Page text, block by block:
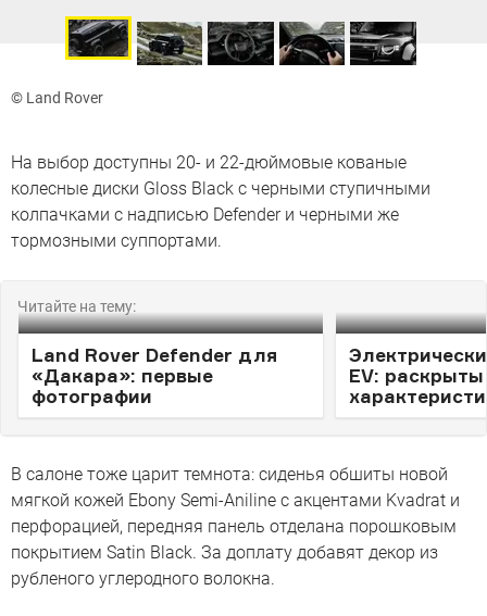
© Land Rover
На выбор доступны 20- и 22-дюймовые кованые
колесные диски Gloss Black с черными ступичными
колпачками с надписью Defender и черными же
тормозными суппортами.
Читайте на тему:
Land Rover Defender для
«Дакара»: первые
фотографии
EV:
В салоне тоже царит темнота: сиденья обшиты новой
мягкой кожей Ebony Semi‑Aniline с акцентами Kvadrat и
перфорацией, передняя панель отделана порошковым
покрытием Satin Black. За доплату добавят декор из
рубленого углеродного волокна.